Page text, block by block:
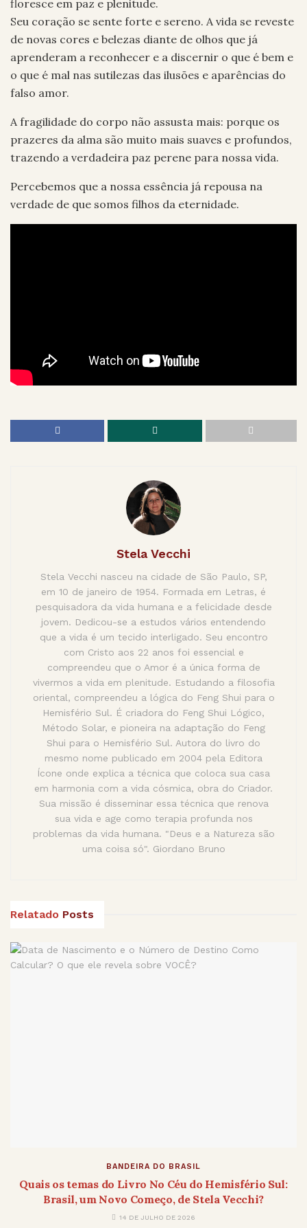
floresce em paz e plenitude.
Seu coração se sente forte e sereno. A vida se reveste
de novas cores e belezas diante de olhos que já
aprenderam a reconhecer e a discernir o que é bem e
o que é mal nas sutilezas das ilusões e aparências do
falso amor.
A fragilidade do corpo não assusta mais: porque os
prazeres da alma são muito mais suaves e profundos,
trazendo a verdadeira paz perene para nossa vida.
Percebemos que a nossa essência já repousa na
verdade de que somos filhos da eternidade.
Stela Vecchi
Stela Vecchi nasceu na cidade de São Paulo, SP,
em 10 de janeiro de 1954. Formada em Letras, é
pesquisadora da vida humana e a felicidade desde
jovem. Dedicou-se a estudos vários entendendo
que a vida é um tecido interligado. Seu encontro
com Cristo aos 22 anos foi essencial e
compreendeu que o Amor é a única forma de
vivermos a vida em plenitude. Estudando a filosofia
oriental, compreendeu a lógica do Feng Shui para o
Hemisfério Sul. É criadora do Feng Shui Lógico,
Método Solar, e pioneira na adaptação do Feng
Shui para o Hemisfério Sul. Autora do livro do
mesmo nome publicado em 2004 pela Editora
Ícone onde explica a técnica que coloca sua casa
em harmonia com a vida cósmica, obra do Criador.
Sua missão é disseminar essa técnica que renova
sua vida e age como terapia profunda nos
problemas da vida humana. "Deus e a Natureza são
uma coisa só". Giordano Bruno
Relatado Posts
BANDEIRA DO BRASIL
Quais os temas do Livro No Céu do Hemisfério Sul:
Brasil, um Novo Começo, de Stela Vecchi?
14 DE JULHO DE 2026